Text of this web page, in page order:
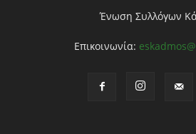
Ένωση Συλλόγων
Επικοινωνία: